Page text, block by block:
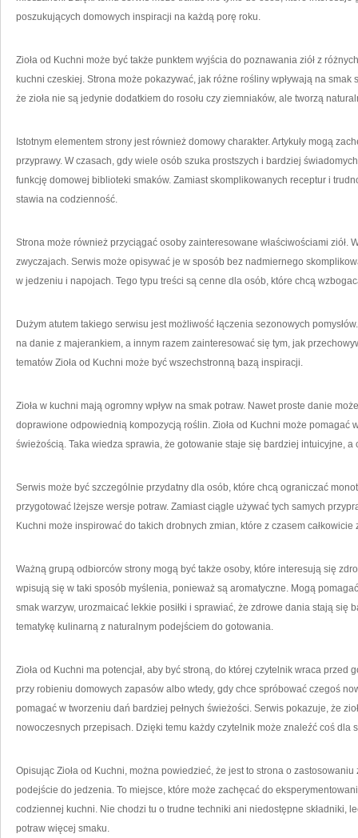
poszukujących domowych inspiracji na każdą porę roku.
Zioła od Kuchni może być także punktem wyjścia do poznawania ziół z
kuchni czeskiej. Strona może pokazywać, jak różne rośliny wpływają na
że zioła nie są jedynie dodatkiem do rosołu czy ziemniaków, ale tworzą
Istotnym elementem strony jest również domowy charakter. Artykuły mogą
przyprawy. W czasach, gdy wiele osób szuka prostszych i bardziej
funkcję domowej biblioteki smaków. Zamiast skomplikowanych receptur i
stawia na codzienność.
Strona może również przyciągać osoby zainteresowane właściwościami ziół.
zwyczajach. Serwis może opisywać je w sposób bez nadmiernego
w jedzeniu i napojach. Tego typu treści są cenne dla osób, które chcą
Dużym atutem takiego serwisu jest możliwość łączenia sezonowych
na danie z majerankiem, a innym razem zainteresować się tym, jak
tematów Zioła od Kuchni może być wszechstronną bazą inspiracji.
Zioła w kuchni mają ogromny wpływ na smak potraw. Nawet proste danie
doprawione odpowiednią kompozycją roślin. Zioła od Kuchni może pomagać
świeżością. Taka wiedza sprawia, że gotowanie staje się bardziej intuicyjne,
Serwis może być szczególnie przydatny dla osób, które chcą ograniczać
przygotować lżejsze wersje potraw. Zamiast ciągle używać tych samych
Kuchni może inspirować do takich drobnych zmian, które z czasem
Ważną grupą odbiorców strony mogą być także osoby, które interesują się
wpisują się w taki sposób myślenia, ponieważ są aromatyczne. Mogą
smak warzyw, urozmaicać lekkie posiłki i sprawiać, że zdrowe dania stają się
tematykę kulinarną z naturalnym podejściem do gotowania.
Zioła od Kuchni ma potencjał, aby być stroną, do której czytelnik wraca przed
przy robieniu domowych zapasów albo wtedy, gdy chce spróbować czegoś
pomagać w tworzeniu dań bardziej pełnych świeżości. Serwis pokazuje, że
nowoczesnych przepisach. Dzięki temu każdy czytelnik może znaleźć coś dla
Opisując Zioła od Kuchni, można powiedzieć, że jest to strona o
podejście do jedzenia. To miejsce, które może zachęcać do
codziennej kuchni. Nie chodzi tu o trudne techniki ani niedostępne składniki,
potraw więcej smaku.